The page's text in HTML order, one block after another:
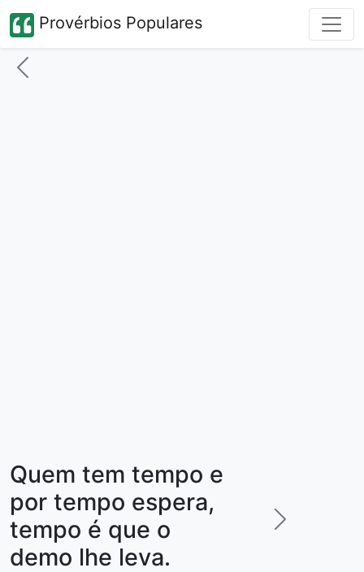
Provérbios Populares
Quem tem tempo e
por tempo espera,
tempo é que o
demo lhe leva.